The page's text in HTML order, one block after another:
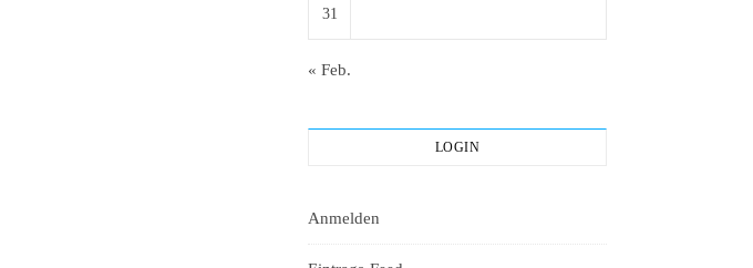
31
« Feb.
LOGIN
Anmelden